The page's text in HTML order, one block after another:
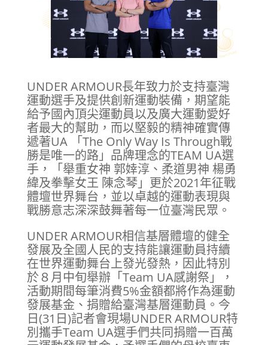
UNDER ARMOUR長年致力於支持臺灣
運動選手及提供創新運動裝備，期望能
給予國內頂尖運動員以及廣大運動愛好
者最大的幫助，而以堅毅的精神確實傳
遞著UA 「The Only Way Is Through戰
勝是唯一的路」品牌理念的TEAM UA選
手，「舉重女神 郭婞淳、柔道男神 楊勇
緯及拳擊女王 陳念琴」更於2021年征戰
體壇世界舞台，並以卓越的運動表現與
戰勝意志深深鼓舞著每一位臺灣民眾。
UNDER ARMOUR相信基層體壇的健全
發展及全國人民的支持能讓運動員持續
在世界運動舞台上發光發熱，因此特別
於８月中旬舉辦「Team UA感謝祭」，
活動期間每筆消費5%金額都將作為運動
發展基金、捐贈給臺灣基層運動員。今
日(31日)記者會現場UNDER ARMOUR特
別攜手Team UA選手們共同捐贈一百萬